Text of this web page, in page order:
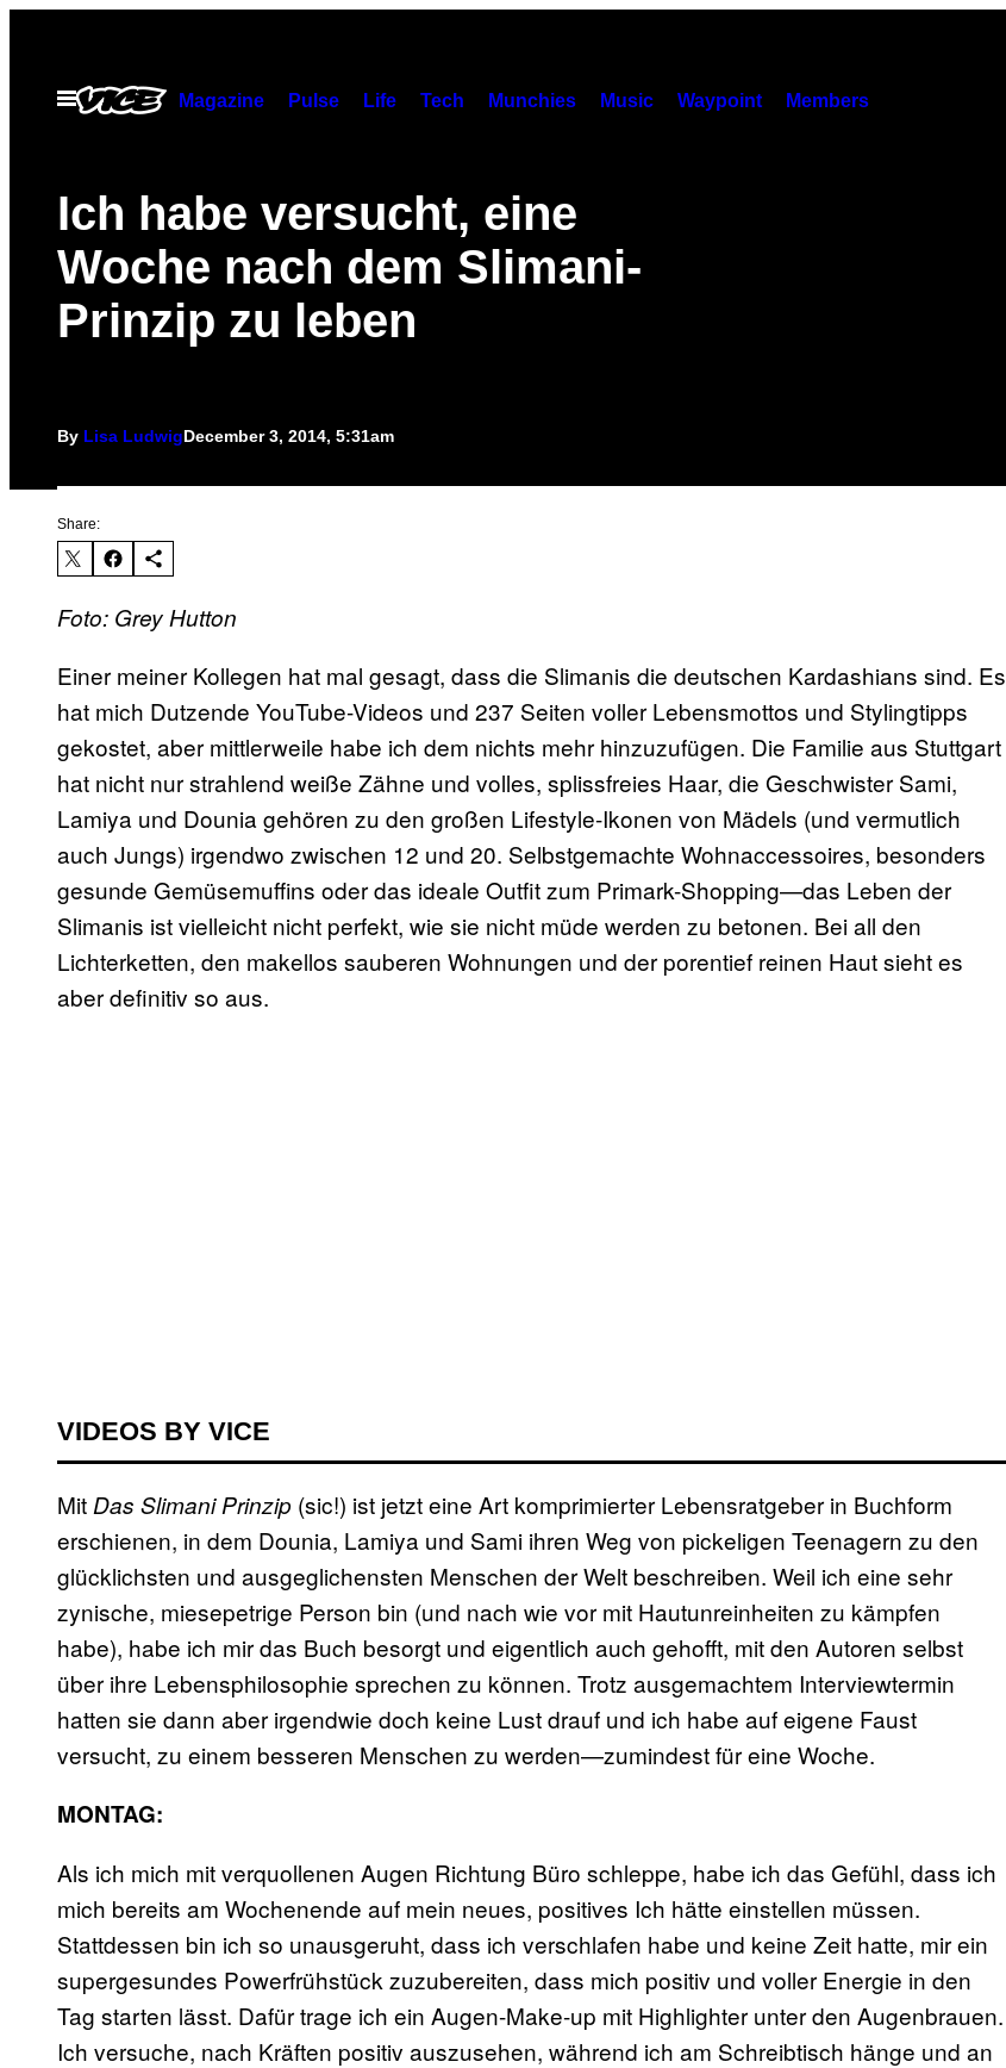
contentOpen
Menu
Magazine Pulse Life Tech Munchies Music Waypoint Members
Ich habe versucht, eine
Woche nach dem Slimani-
Prinzip zu leben
By Lisa LudwigDecember 3, 2014, 5:31am
Share:
Foto: Grey Hutton
Einer meiner Kollegen hat mal gesagt, dass die Slimanis die deutschen Kardashians sind. Es
hat mich Dutzende YouTube-Videos und 237 Seiten voller Lebensmottos und Stylingtipps
gekostet, aber mittlerweile habe ich dem nichts mehr hinzuzufügen. Die Familie aus Stuttgart
hat nicht nur strahlend weiße Zähne und volles, splissfreies Haar, die Geschwister Sami,
Lamiya und Dounia gehören zu den großen Lifestyle-Ikonen von Mädels (und vermutlich
auch Jungs) irgendwo zwischen 12 und 20. Selbstgemachte Wohnaccessoires, besonders
gesunde Gemüsemuffins oder das ideale Outfit zum Primark-Shopping—das Leben der
Slimanis ist vielleicht nicht perfekt, wie sie nicht müde werden zu betonen. Bei all den
Lichterketten, den makellos sauberen Wohnungen und der porentief reinen Haut sieht es
aber definitiv so aus.
VIDEOS BY VICE
Mit Das Slimani Prinzip (sic!) ist jetzt eine Art komprimierter Lebensratgeber in Buchform
erschienen, in dem Dounia, Lamiya und Sami ihren Weg von pickeligen Teenagern zu den
glücklichsten und ausgeglichensten Menschen der Welt beschreiben. Weil ich eine sehr
zynische, miesepetrige Person bin (und nach wie vor mit Hautunreinheiten zu kämpfen
habe), habe ich mir das Buch besorgt und eigentlich auch gehofft, mit den Autoren selbst
über ihre Lebensphilosophie sprechen zu können. Trotz ausgemachtem Interviewtermin
hatten sie dann aber irgendwie doch keine Lust drauf und ich habe auf eigene Faust
versucht, zu einem besseren Menschen zu werden—zumindest für eine Woche.
MONTAG:
Als ich mich mit verquollenen Augen Richtung Büro schleppe, habe ich das Gefühl, dass ich
mich bereits am Wochenende auf mein neues, positives Ich hätte einstellen müssen.
Stattdessen bin ich so unausgeruht, dass ich verschlafen habe und keine Zeit hatte, mir ein
supergesundes Powerfrühstück zuzubereiten, dass mich positiv und voller Energie in den
Tag starten lässt. Dafür trage ich ein Augen-Make-up mit Highlighter unter den Augenbrauen.
Ich versuche, nach Kräften positiv auszusehen, während ich am Schreibtisch hänge und an